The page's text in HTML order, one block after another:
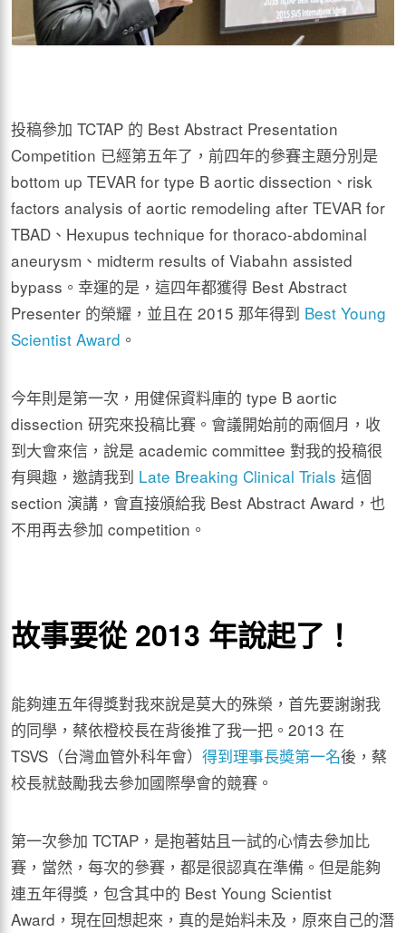
投稿參加 TCTAP 的 Best Abstract Presentation
Competition 已經第五年了，前四年的參賽主題分別是
bottom up TEVAR for type B aortic dissection、risk
factors analysis of aortic remodeling after TEVAR for
TBAD、Hexupus technique for thoraco-abdominal
aneurysm、midterm results of Viabahn assisted
bypass。幸運的是，這四年都獲得 Best Abstract
Presenter 的榮耀，並且在 2015 那年得到 Best Young
Scientist Award 。
今年則是第一次，用健保資料庫的 type B aortic
dissection 研究來投稿比賽。會議開始前的兩個月，收
到大會來信，說是 academic committee 對我的投稿很
有興趣，邀請我到 Late Breaking Clinical Trials 這個
section 演講，會直接頒給我 Best Abstract Award，也
不用再去參加 competition。
故事要從 2013 年說起了！
能夠連五年得獎對我來說是莫大的殊榮，首先要謝謝我
的同學，蔡依橙校長在背後推了我一把。2013 在
TSVS（台灣血管外科年會） 得到理事長奬第一名後，蔡
校長就鼓勵我去參加國際學會的競賽。
第一次參加 TCTAP，是抱著姑且一試的心情去參加比
賽，當然，每次的參賽，都是很認真在準備。但是能夠
連五年得獎，包含其中的 Best Young Scientist
Award，現在回想起來，真的是始料未及，原來自己的潛